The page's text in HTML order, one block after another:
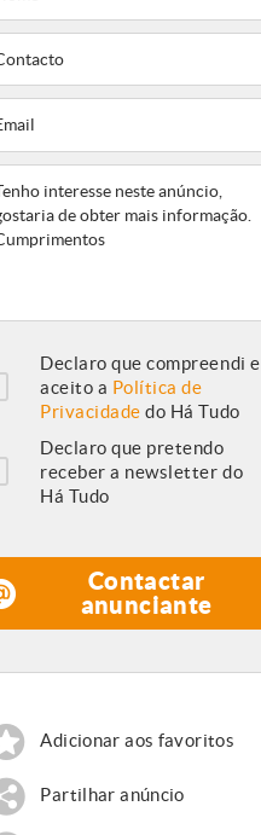
Declaro que compreendi e
aceito a Política de
Privacidade do Há Tudo
Declaro que pretendo
receber a newsletter do
Há Tudo
Contactar
anunciante
Adicionar aos favoritos
Partilhar anúncio